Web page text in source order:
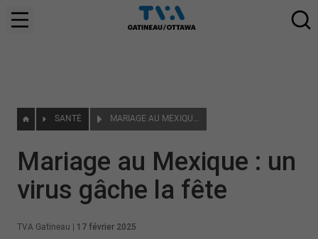
SANTÉ MARIAGE AU MEXIQUE : UN VIRUS GÂCHE LA FÊTE
Mariage au Mexique : un
virus gâche la fête
TVA Gatineau 17 février 2025